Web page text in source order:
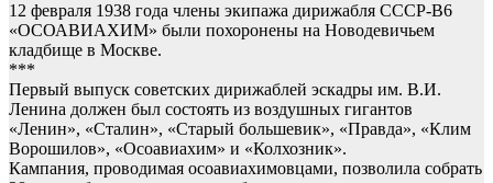
12 февраля 1938 года члены экипажа дирижабля СССР-В6
«ОСОАВИАХИМ» были похоронены на Новодевичьем
кладбище в Москве.
***
Первый выпуск советских дирижаблей эскадры им. В.И.
Ленина должен был состоять из воздушных гигантов
«Ленин», «Сталин», «Старый большевик», «Правда», «Клим
Ворошилов», «Осоавиахим» и «Колхозник».
Кампания, проводимая осоавиахимовцами, позволила собрать